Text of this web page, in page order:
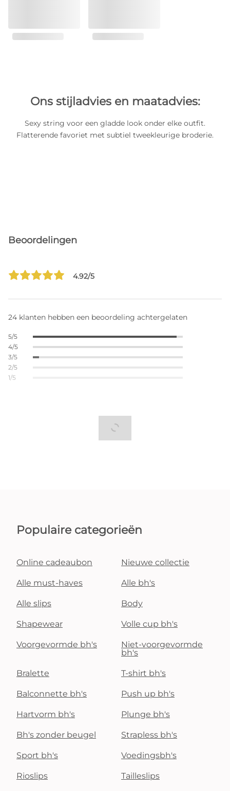
Ons stijladvies en maatadvies:
Sexy string voor een gladde look onder elke outfit.
Flatterende favoriet met subtiel tweekleurige broderie.
Beoordelingen
4.92/5
24 klanten hebben een beoordeling achtergelaten
5/5
4/5
3/5
2/5
1/5
Populaire categorieën
Online cadeaubon Nieuwe collectie
Alle must-haves Alle bh's
Alle slips Body
Shapewear Volle cup bh's
Voorgevormde bh's
Niet-voorgevormde
bh's
Bralette T-shirt bh's
Balconnette bh's Push up bh's
Hartvorm bh's Plunge bh's
Bh's zonder beugel Strapless bh's
Sport bh's Voedingsbh's
Rioslips Tailleslips